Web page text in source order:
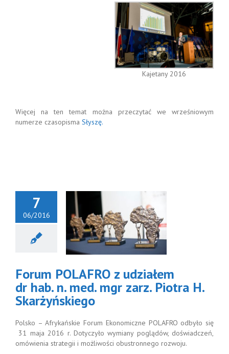
Kajetany 2016
Więcej na ten temat można przeczytać we wrześniowym
numerze czasopisma Słyszę.
7
06/2016
POLAFRO
dr hab.
mgr zarz.
Aktualności
Forum POLAFRO z udziałem
dr hab. n. med. mgr zarz. Piotra H.
Skarżyńskiego
Polsko – Afrykańskie Forum Ekonomiczne POLAFRO odbyło się
31 maja 2016 r. Dotyczyło wymiany poglądów, doświadczeń,
omówienia strategii i możliwości obustronnego rozwoju.